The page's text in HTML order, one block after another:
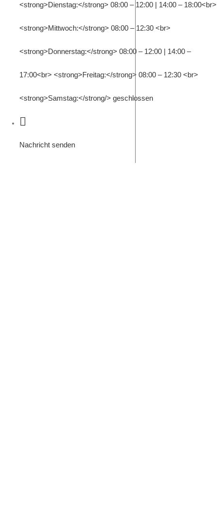
<strong>Dienstag:</strong> 08:00 – 12:00 | 14:00 – 18:00<br>
<strong>Mittwoch:</strong> 08:00 – 12:30 <br>
<strong>Donnerstag:</strong> 08:00 – 12:00 | 14:00 –
17:00<br> <strong>Freitag:</strong> 08:00 – 12:30 <br>
<strong>Samstag:</strong/> geschlossen
Nachricht senden